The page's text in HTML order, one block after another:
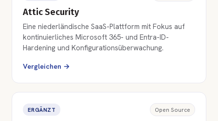
Attic Security
Eine niederländische SaaS-Plattform mit Fokus auf
kontinuierliches Microsoft 365- und Entra-ID-
Hardening und Konfigurationsüberwachung.
Vergleichen →
ERGÄNZT Open Source